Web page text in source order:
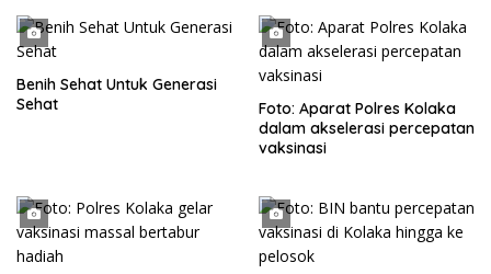
Benih Sehat Untuk Generasi
Sehat
Foto: Aparat Polres Kolaka
dalam akselerasi percepatan
vaksinasi